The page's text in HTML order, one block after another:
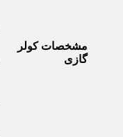
مشخصات کولر
گازی